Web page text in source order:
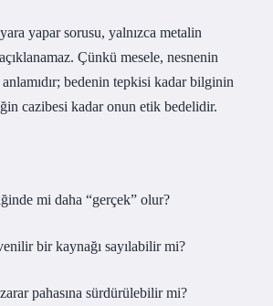
yapar sorusu, yalnızca metalin
Çünkü mesele, nesnenin
bedenin tepkisi kadar bilginin
cazibesi kadar onun etik bedelidir.
mi daha “gerçek” olur?
bir kaynağı sayılabilir mi?
pahasına sürdürülebilir mi?